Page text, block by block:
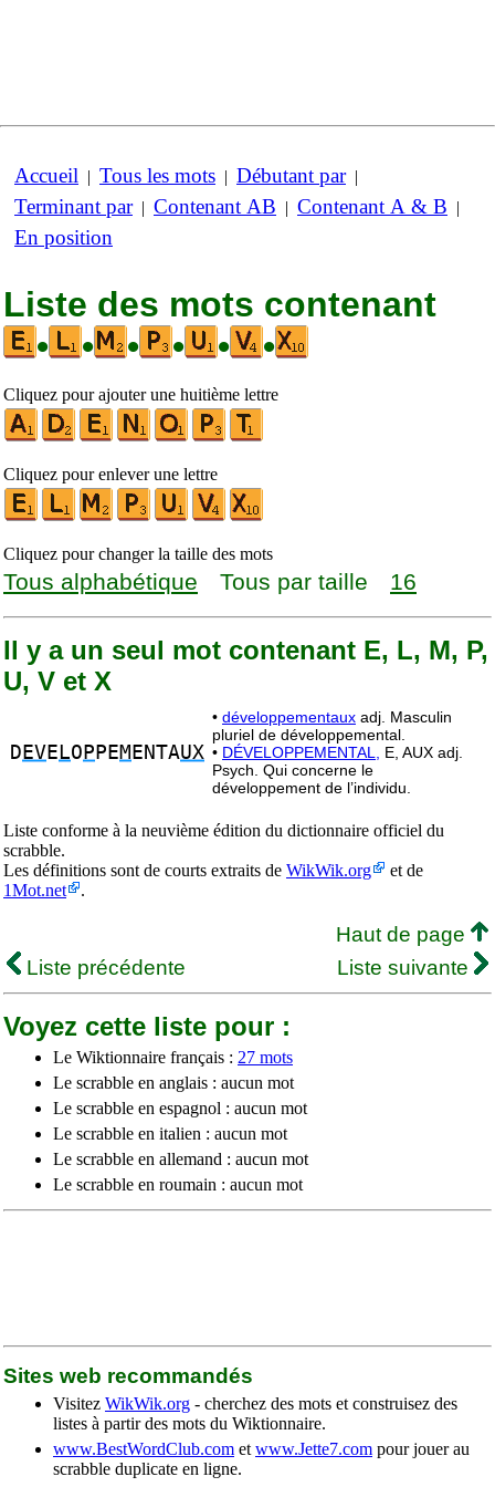
Accueil | Tous les mots | Débutant par|
Terminant par| Contenant AB | Contenant A & B |
En position
Liste des mots contenant
•
• • • • •
Cliquez pour ajouter une huitième lettre
Cliquez pour enlever une lettre
Cliquez pour changer la taille des mots
Tous alphabétique Tous par taille 16
Il y a un seul mot contenant E, L, M, P,
U, V et X
D EVE LO P PEM ENTAUX
• développementaux adj. Masculin
pluriel de développemental.
• DÉVELOPPEMENTAL,
E, AUX adj.
Psych. Qui concerne le
développement de l’individu.
Liste conforme à la neuvième édition du dictionnaire officiel du
scrabble.
Les définitions sont de courts extraits de WikWik.org
et de
1Mot.net
.
Haut de page
Liste précédente
Liste suivante
Voyez cette liste pour :
Le Wiktionnaire français : 27 mots
Le scrabble en anglais : aucun mot
Le scrabble en espagnol : aucun mot
Le scrabble en italien : aucun mot
Le scrabble en allemand : aucun mot
Le scrabble en roumain : aucun mot
Sites web recommandés
Visitez WikWik.org - cherchez des mots et construisez des
listes à partir des mots du Wiktionnaire.
www.BestWordClub.com et www.Jette7.com pour jouer au
scrabble duplicate en ligne.